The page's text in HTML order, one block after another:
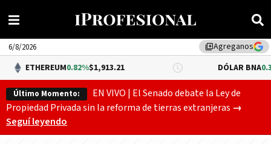
library_addAgreganos
6/8/2026
0.82%$1,913.21 DÓLAR BNA 0.34%$1,520.00
Último Momento:
EN VIVO | El Senado debate la Ley de
Propiedad Privada sin la reforma de tierras extranjeras →
Seguí leyendo